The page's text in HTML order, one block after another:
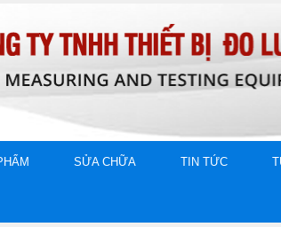
SỬA CHỮA TIN TỨC